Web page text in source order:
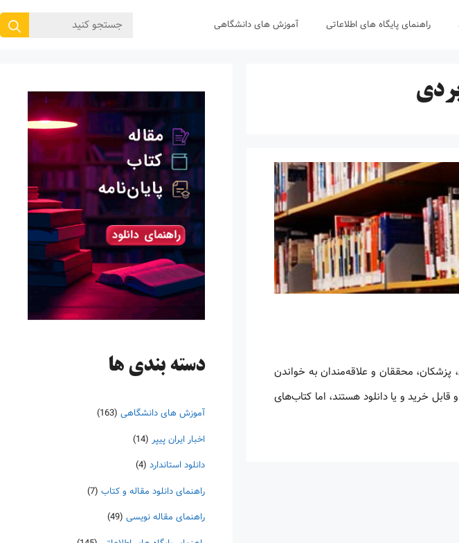
راهنمای پایگاه های اطلاعاتی آموزش های دانشگاهی
جستجوی
محققان و علاقه‌مندان به خواندن
خرید و یا دانلود هستند، اما کتاب‌های
دسته‌ بندی ها
آموزش های دانشگاهی (163)
اخبار ایران پیپر (14)
دانلود استاندارد (4)
راهنمای دانلود مقاله و کتاب (7)
راهنمای مقاله نویسی (49)